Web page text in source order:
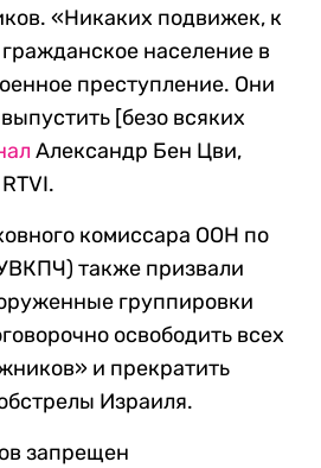
«Никаких подвижек, к
население в
преступление. Они
[безо всяких
Александр Бен Цви,
комиссара ООН по
также призвали
группировки
освободить всех
и прекратить
Израиля.
запрещен